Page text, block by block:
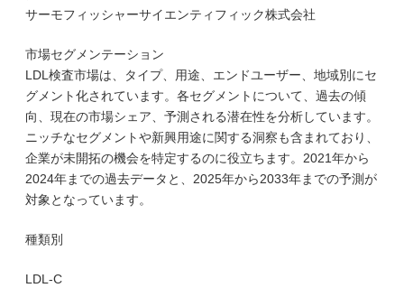
サーモフィッシャーサイエンティフィック株式会社
市場セグメンテーション
LDL検査市場は、タイプ、用途、エンドユーザー、地域別にセ
グメント化されています。各セグメントについて、過去の傾
向、現在の市場シェア、予測される潜在性を分析しています。
ニッチなセグメントや新興用途に関する洞察も含まれており、
企業が未開拓の機会を特定するのに役立ちます。2021年から
2024年までの過去データと、2025年から2033年までの予測が
対象となっています。
種類別
LDL-C